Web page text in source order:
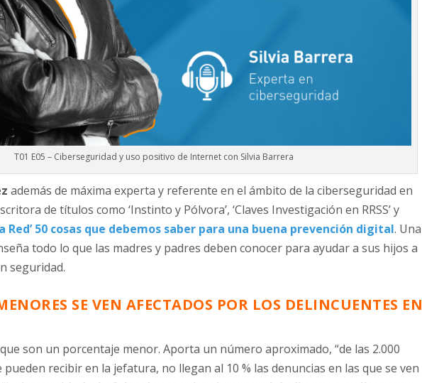
T01 E05 – Ciberseguridad y uso positivo de Internet con Silvia Barrera
además de máxima experta y referente en el ámbito de la ciberseguridad en
de títulos como ‘Instinto y Pólvora’, ‘Claves Investigación en RRSS’ y
Red’ 50 cosas que debemos saber para una buena prevención digital. Una
todo lo que las madres y padres deben conocer para ayudar a sus hijos a
seguridad.
SE VEN AFECTADOS POR LOS DELINCUENTES EN
que son un porcentaje menor. Aporta un número aproximado, “de las 2.000
recibir en la jefatura, no llegan al 10 % las denuncias en las que se ven